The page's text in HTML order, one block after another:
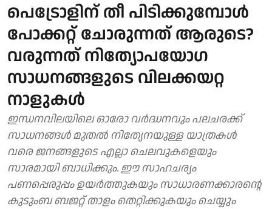
പെട്രോളിന് തീ പിടിക്കുമ്പോൾ
പോക്കറ്റ് ചോരുന്നത് ആരുടെ?
വരുന്നത് നിത്യോപയോഗ
സാധനങ്ങളുടെ വിലക്കയറ്റ
നാളുകള്‍
ഇന്ധനവിലയിലെ ഓരോ വർദ്ധനവും പലചരക്ക്
സാധനങ്ങൾ മുതൽ നിത്യേനയുള്ള യാത്രകൾ
വരെ ജനങ്ങളുടെ എല്ലാ ചെലവുകളെയും
സാരമായി ബാധിക്കും. ഈ സാഹചര്യം
പണപ്പെരുപ്പം ഉയര്‍ത്തുകയും സാധാരണക്കാരന്റെ
കുടുംബ ബജറ്റ് താളം തെറ്റിക്കുകയും ചെയ്യും